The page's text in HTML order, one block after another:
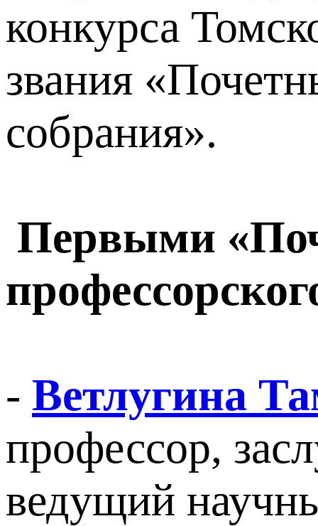
конкурса
звания
собрания».
Первыми
- Ветлугина
профессор,
ведущий